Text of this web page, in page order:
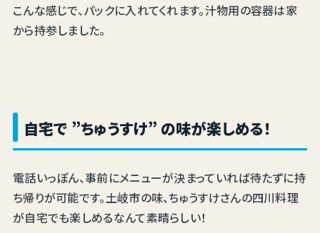
こんな感じで、パックに入れてくれます。汁物用の容器は家
から持参しました。
自宅で ”ちゅうすけ” の味が楽しめる！
電話いっぽん、事前にメニューが決まっていれば待たずに持
ち帰りが可能です。土岐市の味、ちゅうすけさんの四川料理
が自宅でも楽しめるなんて素晴らしい！